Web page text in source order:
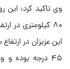
این عزیزان در
۴۵ درجه بوده